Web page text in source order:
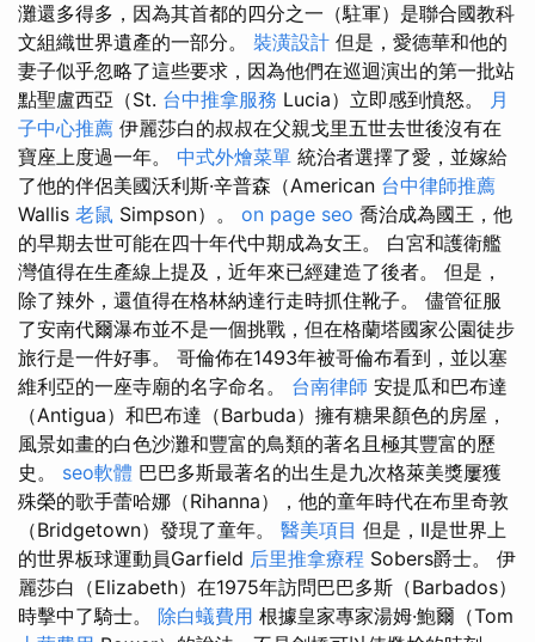
灘還多得多，因為其首都的四分之一（駐軍）是聯合國教科
文組織世界遺產的一部分。 裝潢設計 但是，愛德華和他的
妻子似乎忽略了這些要求，因為他們在巡迴演出的第一批站
點聖盧西亞（St. 台中推拿服務 Lucia）立即感到憤怒。 月
子中心推薦 伊麗莎白的叔叔在父親戈里五世去世後沒有在
寶座上度過一年。 中式外燴菜單 統治者選擇了愛，並嫁給
了他的伴侶美國沃利斯·辛普森（American 台中律師推薦
Wallis 老鼠 Simpson）。 on page seo 喬治成為國王，他
的早期去世可能在四十年代中期成為女王。 白宮和護衛艦
灣值得在生產線上提及，近年來已經建造了後者。 但是，
除了辣外，還值得在格林納達行走時抓住靴子。 儘管征服
了安南代爾瀑布並不是一個挑戰，但在格蘭塔國家公園徒步
旅行是一件好事。 哥倫佈在1493年被哥倫布看到，並以塞
維利亞的一座寺廟的名字命名。 台南律師 安提瓜和巴布達
（Antigua）和巴布達（Barbuda）擁有糖果顏色的房屋，
風景如畫的白色沙灘和豐富的鳥類的著名且極其豐富的歷
史。 seo軟體 巴巴多斯最著名的出生是九次格萊美獎屢獲
殊榮的歌手蕾哈娜（Rihanna），他的童年時代在布里奇敦
（Bridgetown）發現了童年。 醫美項目 但是，II是世界上
的世界板球運動員Garfield 后里推拿療程 Sobers爵士。 伊
麗莎白（Elizabeth）在1975年訪問巴巴多斯（Barbados）
時擊中了騎士。 除白蟻費用 根據皇家專家湯姆·鮑爾（Tom